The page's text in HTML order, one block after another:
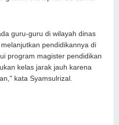
guru-guru di wilayah dinas
pendidikannya di
program magister pendidikan
kelas jarak jauh karena
kata Syamsulrizal.